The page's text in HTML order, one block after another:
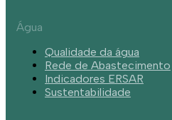
Água
Qualidade da água
Rede de Abastecimento
Indicadores ERSAR
Sustentabilidade